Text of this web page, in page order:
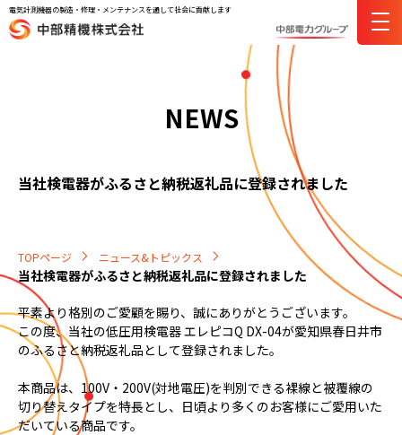
電気計測機器の製造・修理・メンテナンスを通して社会に貢献します
NEWS
当社検電器がふるさと納税返礼品に登録されました
TOPページ ニュース&トピックス
当社検電器がふるさと納税返礼品に登録されました
平素より格別のご愛顧を賜り、誠にありがとうございます。
この度、当社の低圧用検電器 エレピコQ DX-04が愛知県春日井市
のふるさと納税返礼品として登録されました。
本商品は、100V・200V(対地電圧)を判別できる裸線と被覆線の
切り替えタイプを特長とし、日頃より多くのお客様にご愛用いた
だいている商品です。